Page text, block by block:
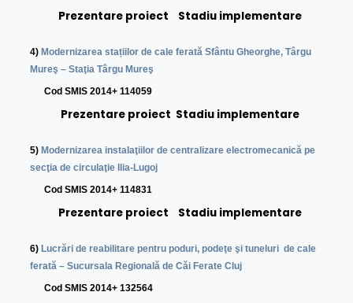
Prezentare proiect Stadiu implementare
4) Modernizarea stațiilor de cale ferată Sfântu Gheorghe, Târgu
Mureş – Staţia Târgu Mureş
Cod SMIS 2014+ 114059
Prezentare proiect Stadiu implementare
5) Modernizarea instalaţiilor de centralizare electromecanică pe
secţia de circulaţie Ilia-Lugoj
Cod SMIS 2014+ 114831
Prezentare proiect Stadiu implementare
6) Lucrări de reabilitare pentru poduri, podeţe şi tuneluri de cale
ferată – Sucursala Regională de Căi Ferate Cluj
Cod SMIS 2014+ 132564